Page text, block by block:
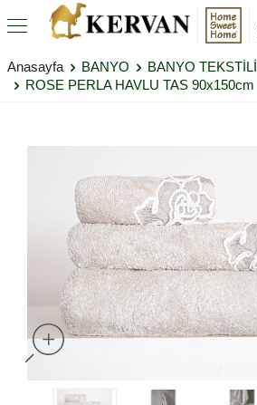
Anasayfa BANYO BANYO TEKSTİLİ
ROSE PERLA HAVLU TAS 90x150cm